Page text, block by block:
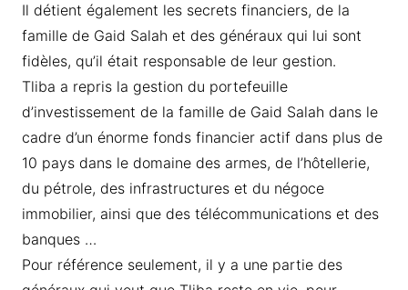
Il détient également les secrets financiers, de la
famille de Gaid Salah et des généraux qui lui sont
fidèles, qu’il était responsable de leur gestion.
Tliba a repris la gestion du portefeuille
d’investissement de la famille de Gaid Salah dans le
cadre d’un énorme fonds financier actif dans plus de
10 pays dans le domaine des armes, de l’hôtellerie,
du pétrole, des infrastructures et du négoce
immobilier, ainsi que des télécommunications et des
banques …
Pour référence seulement, il y a une partie des